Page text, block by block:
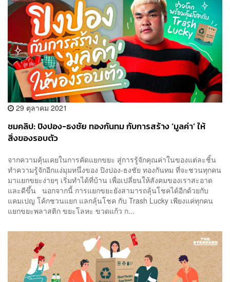
29 ตุลาคม 2021
ชมคลิป: ปิงปอง-ธงชัย ทองกันทม กับการสร้าง ‘มูลค่า’ ให้
สิ่งของรอบตัว
จากความคุ้นเคยในการคัดแยกขยะ สู่การรู้จักคุณค่าในของแต่ละชิ้น
ทำความรู้จักอีกแง่มุมหนึ่งของ ปิงปอง-ธงชัย ทองกันทม ที่จะชวนทุกคน
มาแยกขยะง่ายๆ เริ่มทำได้ที่บ้าน เพื่อเปลี่ยนให้สังคมของเราสะอาด
และดีขึ้น นอกจากนี้ การแยกขยะยังสามารถลุ้นโชคได้อีกด้วยกับ
แคมเปญ โค้กชวนแยก แลกลุ้นโชค กับ Trash Lucky เพียงแค่ทุกคน
แยกขยะพลาสติก ขยะโลหะ ขวดแก้ว ก...